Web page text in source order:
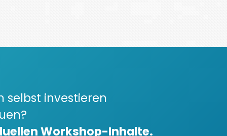
selbst investieren
Workshop-Inhalte.